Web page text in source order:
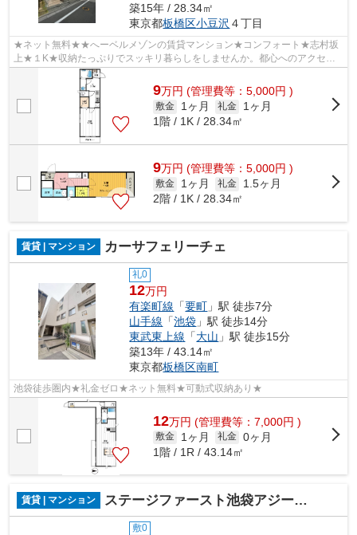
築15年 / 28.34㎡
東京都板橋区小豆沢 ４丁目
★ネット無料★★へーベルメゾンの賃貸マンション★コンフォート★志村坂
上★１K★収納たっぷりでスッキリ暮らしをしませんか。都心へのアクセス
良好！通勤・通学ラクラクです♪
9万円 (管理費等：5,000円 )
敷金 1ヶ月 礼金
1ヶ月
1階 / 1K / 28.34㎡
9万円 (管理費等：5,000円 )
敷金 1ヶ月 礼金
1.5ヶ月
2階 / 1K / 28.34㎡
賃貸 | マンション カーサフェリーチェ
礼0
12万円
有楽町線 「要町 」駅 徒歩7分
山手線 「池袋 」駅 徒歩14分
東武東上線 「大山 」駅 徒歩15分
築13年 / 43.14㎡
東京都板橋区南町
池袋徒歩圏内★礼金ゼロ★ネット無料★可動式収納あり★
12万円 (管理費等：7,000円 )
敷金 1ヶ月 礼金 0ヶ月
1階 / 1R / 43.14㎡
賃貸 | マンション ステージファースト池袋アジールコート
敷0